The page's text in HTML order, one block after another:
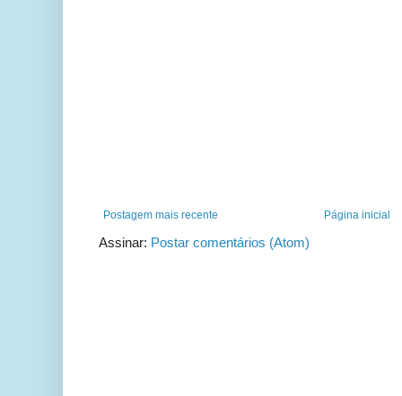
Postagem mais recente Página inicial
Assinar: Postar comentários (Atom)